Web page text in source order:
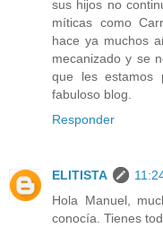
sus hijos no
míticas como
hace ya muchos
mecanizado y se
que les estamos
fabuloso blog.
Responder
ELITISTA
Hola Manuel,
conocía. Tienes